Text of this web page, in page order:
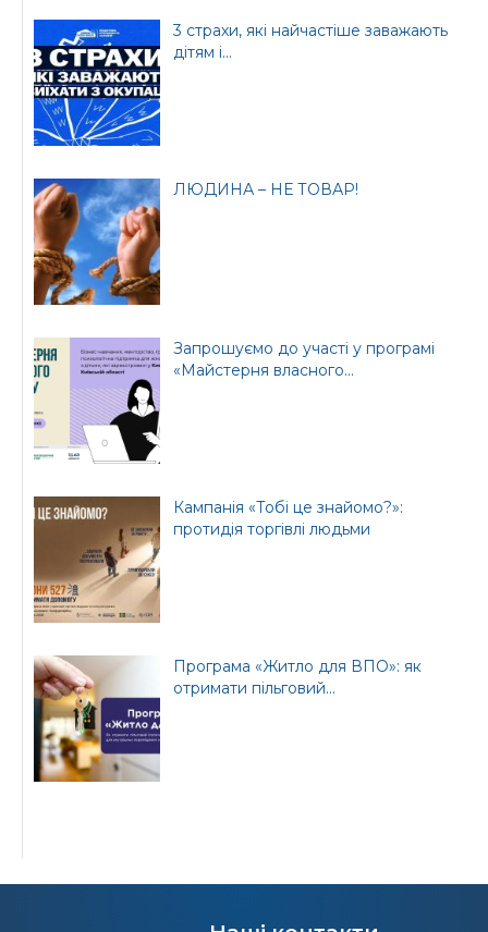
3 страхи, які найчастіше заважають
дітям і...
ЛЮДИНА – НЕ ТОВАР!
Запрошуємо до участі у програмі
«Майстерня власного...
Кампанія «Тобі це знайомо?»:
протидія торгівлі людьми
Програма «Житло для ВПО»: як
отримати пільговий...